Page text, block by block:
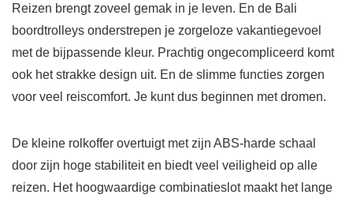
Reizen brengt zoveel gemak in je leven. En de Bali
boordtrolleys onderstrepen je zorgeloze vakantiegevoel
met de bijpassende kleur. Prachtig ongecompliceerd komt
ook het strakke design uit. En de slimme functies zorgen
voor veel reiscomfort. Je kunt dus beginnen met dromen.
De kleine rolkoffer overtuigt met zijn ABS-harde schaal
door zijn hoge stabiliteit en biedt veel veiligheid op alle
reizen. Het hoogwaardige combinatieslot maakt het lange